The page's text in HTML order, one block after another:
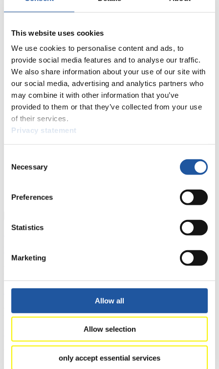
This website uses cookies
We use cookies to personalise content and ads, to
provide social media features and to analyse our traffic.
We also share information about your use of our site with
our social media, advertising and analytics partners who
may combine it with other information that you’ve
provided to them or that they’ve collected from your use
of their services.
Privacy statement
Selection
Necessary
Preferences
Statistics
Marketing
Allow all
Allow selection
only accept essential services
3
Toni Eggert (GER)
Vsevolod Kashkin (RUS)
Lorenz Koller (AUT)
Oskars Gudramovics (LAT)
Peteris Kalnins (LAT)
Simon Kainzwaldner (ITA)
Emanuel Rieder (ITA)
Tobias Arlt (GER)
Tobias Wendl (GER)
Iurii Prokhorov (RUS)
11
Wojciech Chmielewski (POL)
12
Imants Marcinkevics (LAT)
Anzeigen
AlleAllgemeinKunstbahn RodelnAlpin Rodeln
Rennkalender
Alpin Rodeln Rennkalender als PDF